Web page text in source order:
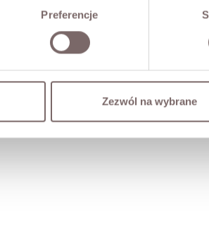
Preferencje
Zezwól na wybrane